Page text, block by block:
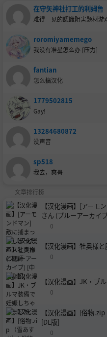
在守矢神社打工的利姆鲁
难得一见的認識阻害题材游
roromiyamemego
我没有准星怎么办 [压力]
fantian
怎么搞汉化
1779502815
Gay!
13284680872
没声音
sp518
我去，爽哥
文章排行榜
【汉化漫画】[アーモ
さん (ブルーアーカイ
0
【汉化漫画】牡奥様
0
【汉化漫画】JK・ブ
0
【汉化漫画】[俗物
[DL版]
0